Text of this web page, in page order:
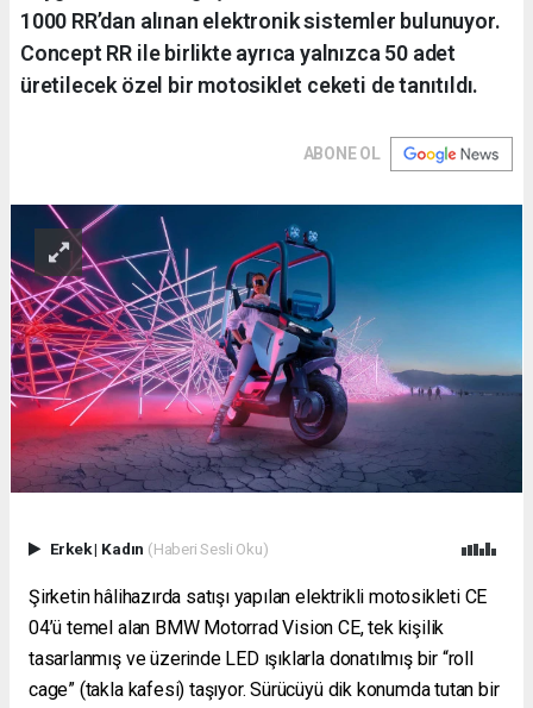
1000 RR’dan alınan elektronik sistemler bulunuyor.
Concept RR ile birlikte ayrıca yalnızca 50 adet
üretilecek özel bir motosiklet ceketi de tanıtıldı.
ABONE OL
Erkek| Kadın (Haberi Sesli Oku)
Şirketin hâlihazırda satışı yapılan elektrikli motosikleti CE
04’ü temel alan BMW Motorrad Vision CE, tek kişilik
tasarlanmış ve üzerinde LED ışıklarla donatılmış bir “roll
cage” (takla kafesi) taşıyor. Sürücüyü dik konumda tutan bir